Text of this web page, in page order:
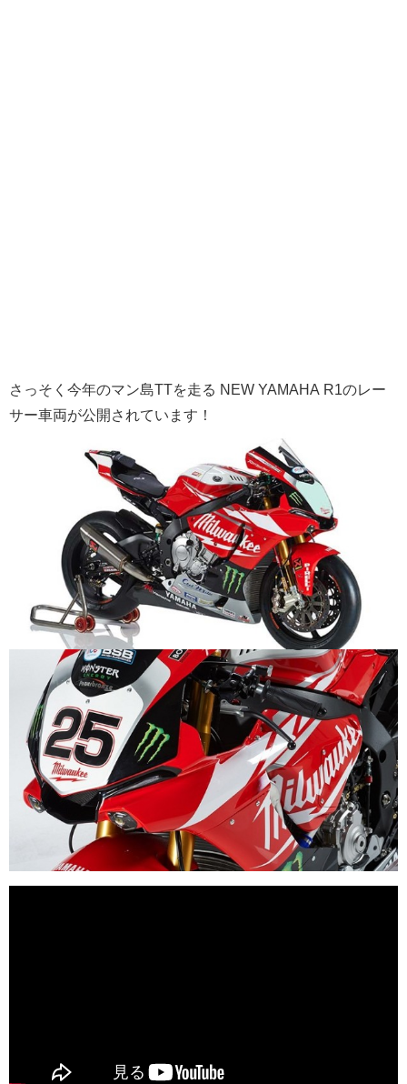
さっそく今年のマン島TTを走る NEW YAMAHA R1のレー
サー車両が公開されています！